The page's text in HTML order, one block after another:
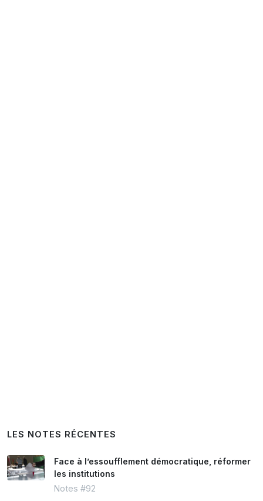
LES NOTES RÉCENTES
Face à l’essoufflement démocratique, réformer
les institutions
Notes #92